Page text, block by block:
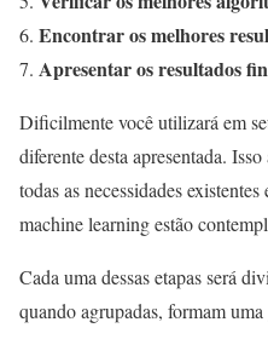
Encontrar os melhores
Apresentar os resultados
Dificilmente você utilizará em
diferente desta apresentada.
todas as necessidades
machine learning estão
Cada uma dessas etapas será
quando agrupadas, formam